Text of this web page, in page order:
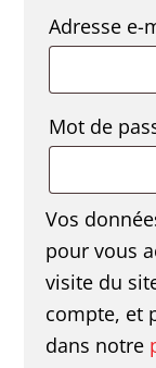
Adresse e-
Mot de
Vos
pour vous
visite du
compte, et
dans notre